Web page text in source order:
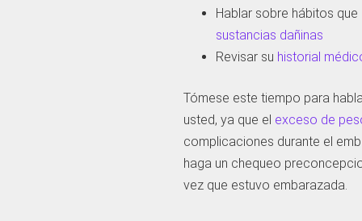
Hablar sobre hábitos
sustancias dañinas
Revisar su historial
Tómese este tiempo para
usted, ya que el exceso de
complicaciones durante el
haga un chequeo
vez que estuvo embarazada.